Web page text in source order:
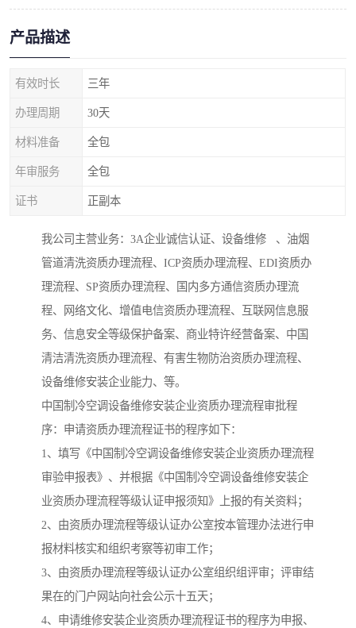
产品描述
有效时长 三年
办理周期 30天
材料准备 全包
年审服务 全包
证书 正副本
我公司主营业务：3A企业诚信认证、设备维修 、油烟
管道清洗资质办理流程、ICP资质办理流程、EDI资质办
理流程、SP资质办理流程、国内多方通信资质办理流
程、网络文化、增值电信资质办理流程、互联网信息服
务、信息安全等级保护备案、商业特许经营备案、中国
清洁清洗资质办理流程、有害生物防治资质办理流程、
设备维修安装企业能力、等。
中国制冷空调设备维修安装企业资质办理流程审批程
序：申请资质办理流程证书的程序如下：
1、填写《中国制冷空调设备维修安装企业资质办理流程
审验申报表》、并根据《中国制冷空调设备维修安装企
业资质办理流程等级认证申报须知》上报的有关资料；
2、由资质办理流程等级认证办公室按本管理办法进行申
报材料核实和组织考察等初审工作；
3、由资质办理流程等级认证办公室组织组评审；评审结
果在的门户网站向社会公示十五天；
4、申请维修安装企业资质办理流程证书的程序为申报、